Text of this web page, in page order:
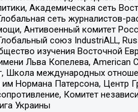
Академическая сеть
сеть журналистов-
Антивоенный комитет
союз IndustriALL,
изучения Восточной
Льва Копелева, American
международных
Нормана Патерсона, Центр
Комитет
Украины